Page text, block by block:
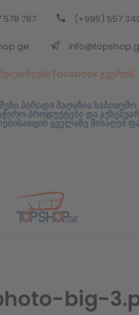
787 (+995) 557
ჩვენს Facebook გვერდს
პირადი მაღაზია
პროდუქტები და
ყველაზე მისაღებ
big-